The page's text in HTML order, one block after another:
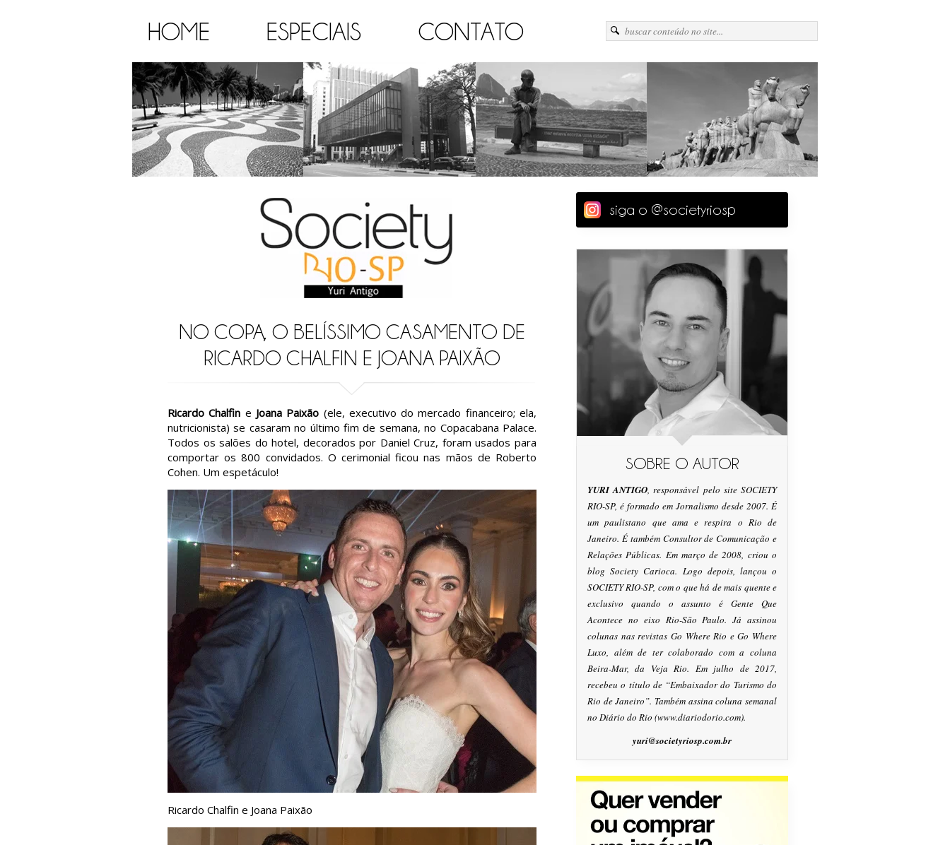
HOME ESPECIAIS CONTATO
NO COPA, O BELÍSSIMO CASAMENTO DE
RICARDO CHALFIN E JOANA PAIXÃO
Ricardo Chalfin e Joana Paixão (ele, executivo do mercado financeiro; ela,
nutricionista) se casaram no último fim de semana, no Copacabana Palace.
Todos os salões do hotel, decorados por Daniel Cruz, foram usados para
comportar os 800 convidados. O cerimonial ficou nas mãos de Roberto
Cohen. Um espetáculo!
Ricardo Chalfin e Joana Paixão
siga o @societyriosp
SOBRE O AUTOR
YURI ANTIGO, responsável pelo site SOCIETY
RIO-SP, é formado em Jornalismo desde 2007. É
um paulistano que ama e respira o Rio de
Janeiro. É também Consultor de Comunicação e
Relações Públicas. Em março de 2008, criou o
blog Society Carioca. Logo depois, lançou o
SOCIETY RIO-SP, com o que há de mais quente e
exclusivo quando o assunto é Gente Que
Acontece no eixo Rio-São Paulo. Já assinou
colunas nas revistas Go Where Rio e Go Where
Luxo, além de ter colaborado com a coluna
Beira-Mar, da Veja Rio. Em julho de 2017,
recebeu o título de “Embaixador do Turismo do
Rio de Janeiro”. Também assina coluna semanal
no Diário do Rio (www.diariodorio.com).
yuri@societyriosp.com.br